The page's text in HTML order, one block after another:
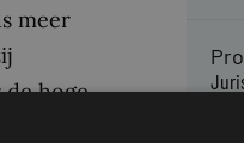
meer
hoge